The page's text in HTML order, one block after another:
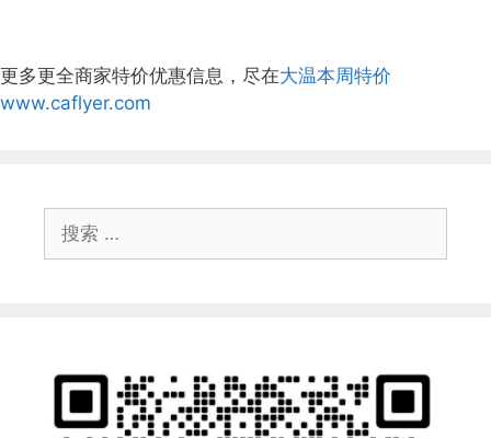
更多更全商家特价优惠信息，尽在大温本周特价
www.caflyer.com
索：